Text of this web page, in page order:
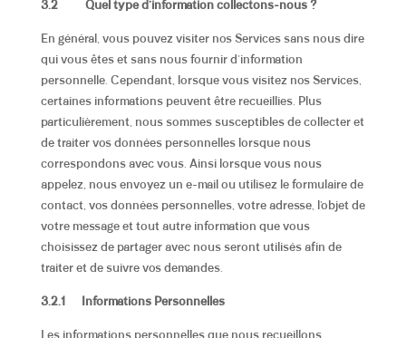
3.2 Quel type d’information collectons-nous ?
En général, vous pouvez visiter nos Services sans nous dire
qui vous êtes et sans nous fournir d’information
personnelle. Cependant, lorsque vous visitez nos Services,
certaines informations peuvent être recueillies. Plus
particulièrement, nous sommes susceptibles de collecter et
de traiter vos données personnelles lorsque nous
correspondons avec vous. Ainsi lorsque vous nous
appelez, nous envoyez un e-mail ou utilisez le formulaire de
contact, vos données personnelles, votre adresse, l’objet de
votre message et tout autre information que vous
choisissez de partager avec nous seront utilisés afin de
traiter et de suivre vos demandes.
3.2.1 Informations Personnelles
Les informations personnelles que nous recueillons